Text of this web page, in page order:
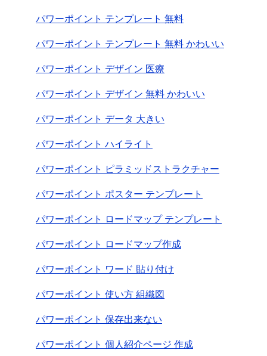
パワーポイント テンプレート 無料
パワーポイント テンプレート 無料 かわいい
パワーポイント デザイン 医療
パワーポイント デザイン 無料 かわいい
パワーポイント データ 大きい
パワーポイント ハイライト
パワーポイント ピラミッドストラクチャー
パワーポイント ポスター テンプレート
パワーポイント ロードマップ テンプレート
パワーポイント ロードマップ作成
パワーポイント ワード 貼り付け
パワーポイント 使い方 組織図
パワーポイント 保存出来ない
パワーポイント 個人紹介ページ 作成